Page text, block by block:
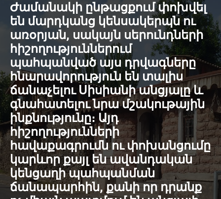
Ժամանակի ընթացքում փոխվել
են մարդկանց կենսակերպն ու
առօրյան, սակայն սերունդների
հիշողություններում
պահպանված այս դրվագները
հնարավորություն են տալիս
ճանաչելու Սիսիանի անցյալը և
գնահատելու նրա մշակութային
ինքնությունը։ Այդ
հիշողությունների
հավաքագրումն ու փոխանցումը
կարևոր քայլ են ավանդական
կենցաղի պահպանման
ճանապարհին, քանի որ դրանք